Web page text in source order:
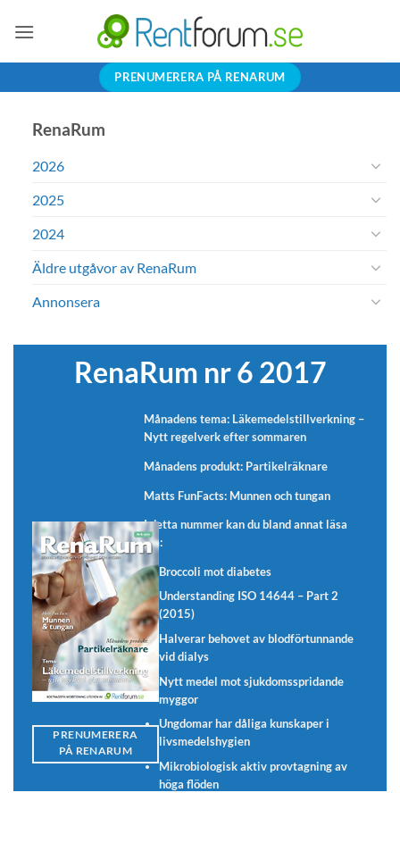
PRENUMERERA PÅ RENARUM
RenaRum
2026
2025
2024
Äldre utgåvor av RenaRum
Annonsera
Månadens tema: Läkemedelstillverkning –
Nytt regelverk efter sommaren
Månadens produkt: Partikelräknare
Matts FunFacts: Munnen och tungan
I detta nummer kan du bland annat läsa
om:
Broccoli mot diabetes
Understanding ISO 14644 – Part 2
(2015)
Halverar behovet av blodförtunnande
vid dialys
Nytt medel mot sjukdomsspridande
myggor
Ungdomar har dåliga kunskaper i
livsmedelshygien
Mikrobiologisk aktiv provtagning av
höga flöden
RenaRum nr 6 2017
PRENUMERERA
PÅ RENARUM